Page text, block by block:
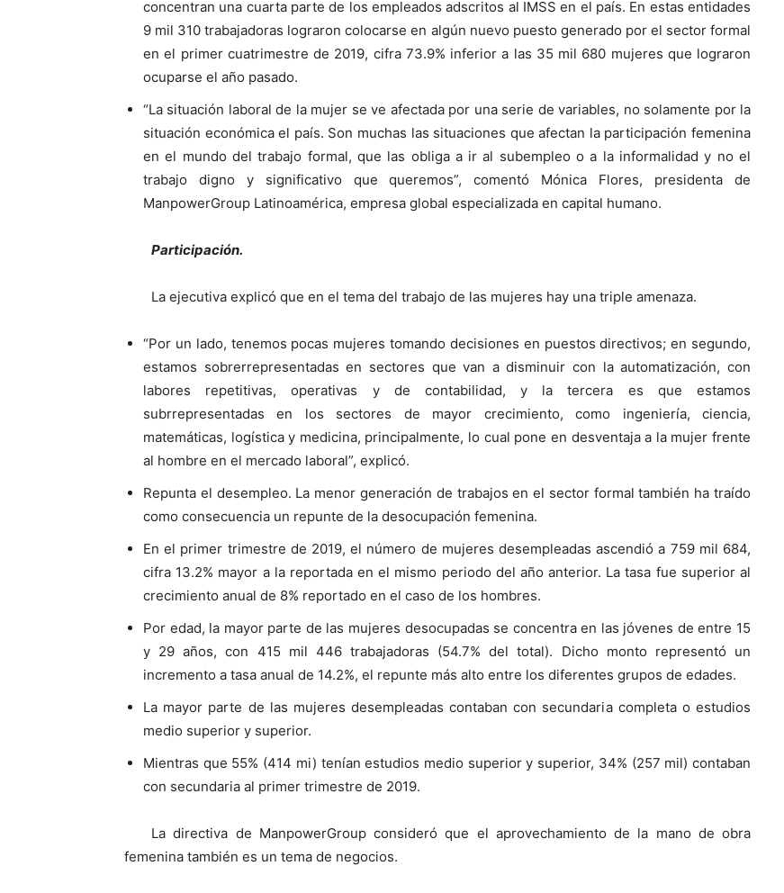
concentran una cuarta parte de los empleados adscritos al IMSS en el país. En estas entidades
9 mil 310 trabajadoras lograron colocarse en algún nuevo puesto generado por el sector formal
en el primer cuatrimestre de 2019, cifra 73.9% inferior a las 35 mil 680 mujeres que lograron
ocuparse el año pasado.
“La situación laboral de la mujer se ve afectada por una serie de variables, no solamente por la
situación económica el país. Son muchas las situaciones que afectan la participación femenina
en el mundo del trabajo formal, que las obliga a ir al subempleo o a la informalidad y no el
trabajo digno y significativo que queremos”, comentó Mónica Flores, presidenta de
ManpowerGroup Latinoamérica, empresa global especializada en capital humano.
Participación.
La ejecutiva explicó que en el tema del trabajo de las mujeres hay una triple amenaza.
“Por un lado, tenemos pocas mujeres tomando decisiones en puestos directivos; en segundo,
estamos sobrerrepresentadas en sectores que van a disminuir con la automatización, con
labores repetitivas, operativas y de contabilidad, y la tercera es que estamos
subrrepresentadas en los sectores de mayor crecimiento, como ingeniería, ciencia,
matemáticas, logística y medicina, principalmente, lo cual pone en desventaja a la mujer frente
al hombre en el mercado laboral”, explicó.
Repunta el desempleo. La menor generación de trabajos en el sector formal también ha traído
como consecuencia un repunte de la desocupación femenina.
En el primer trimestre de 2019, el número de mujeres desempleadas ascendió a 759 mil 684,
cifra 13.2% mayor a la reportada en el mismo periodo del año anterior. La tasa fue superior al
crecimiento anual de 8% reportado en el caso de los hombres.
Por edad, la mayor parte de las mujeres desocupadas se concentra en las jóvenes de entre 15
y 29 años, con 415 mil 446 trabajadoras (54.7% del total). Dicho monto representó un
incremento a tasa anual de 14.2%, el repunte más alto entre los diferentes grupos de edades.
La mayor parte de las mujeres desempleadas contaban con secundaria completa o estudios
medio superior y superior.
Mientras que 55% (414 mi) tenían estudios medio superior y superior, 34% (257 mil) contaban
con secundaria al primer trimestre de 2019.
La directiva de ManpowerGroup consideró que el aprovechamiento de la mano de obra
femenina también es un tema de negocios.